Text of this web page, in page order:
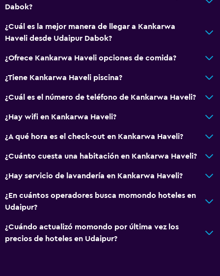
Recepción 24 horas
General
Habitaciones familiares
Zona de estar
Vista al patio interior
Alfombrado
Vista a la montaña
Piso de mosaico/mármol
Unidad ubicada en la planta baja
Dabok?
¿Cuál es la mejor manera de llegar a Kankarwa
Haveli desde Udaipur Dabok?
¿Ofrece Kankarwa Haveli opciones de comida?
¿Tiene Kankarwa Haveli piscina?
¿Cuál es el número de teléfono de Kankarwa Haveli?
¿Hay wifi en Kankarwa Haveli?
¿A qué hora es el check-out en Kankarwa Haveli?
¿Cuánto cuesta una habitación en Kankarwa Haveli?
¿Hay servicio de lavandería en Kankarwa Haveli?
¿En cuántos operadores busca momondo hoteles en
Udaipur?
¿Cuándo actualizó momondo por última vez los
precios de hoteles en Udaipur?